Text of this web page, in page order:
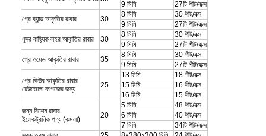
9 মিমি
27টি শীট/বাক্স
গ্রে ব্যান্ড আকৃতির রাবার
30
8 মিমি
30 শীট/বক্স
9 মিমি
27টি শীট/বাক্স
ধূসর বাহ্যিক লহর আকৃতির রাবার
30
8 মিমি
30 শীট/বক্স
9 মিমি
27টি শীট/বাক্স
গ্রে ওয়েভ আকৃতির রাবার
35
8 মিমি
30 শীট/বক্স
9 মিমি
27টি শীট/বাক্স
গ্রে কিউব আকৃতির রাবার
ঢেউতোলা কাগজের জন্য
25
13 মিমি
18 শীট/বক্স
15 মিমি
16 শীট/বক্স
16 মিমি
15 শীট/বক্স
জন্য বিশেষ রাবার
ইলেকট্রনিক পণ্য (কমলা)
20
5 মিমি
48 শীট/বক্স
6 মিমি
40 শীট/বক্স
7 মিমি
34টি শীট/বাক্স